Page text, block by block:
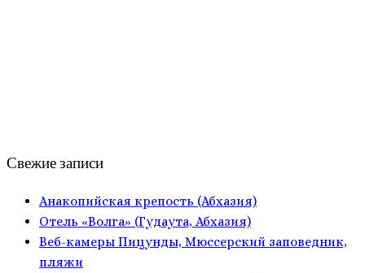
Свежие записи
Анакопийская крепость (Абхазия)
Отель «Волга» (Гудаута, Абхазия)
Веб-камеры Пицунды, Мюссерский заповедник,
пляжи